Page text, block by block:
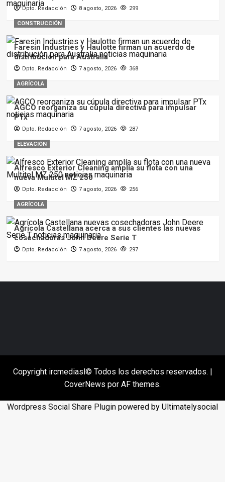
Dpto. Redacción 8 agosto, 2026 299
CONSTRUCCIÓN
Faresin Industries y Haulotte firman un acuerdo de
distribución para Australia
Dpto. Redacción 7 agosto, 2026 368
AGRÍCOLA
AGCO reorganiza su cúpula directiva para impulsar
PTx
Dpto. Redacción 7 agosto, 2026 287
ELEVACIÓN
Alfresco Exterior Cleaning amplía su flota con una
nueva Multitel MZ 250
Dpto. Redacción 7 agosto, 2026 256
AGRÍCOLA
Agrícola Castellana acerca a sus clientes las nuevas
cosechadoras John Deere Serie T
Dpto. Redacción 7 agosto, 2026 297
Copyright ircmediasl© Todos los derechos reservados.
CoverNews por AF themes.
Wordpress Social Share Plugin powered by Ultimatelysocial